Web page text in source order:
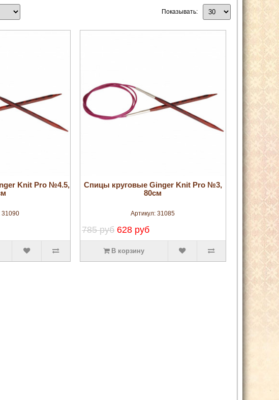
Показывать:
Knit Pro №4.5,
31090
увеличить
Спицы круговые Ginger Knit Pro №3,
80см
Артикул:31085
785 руб 628 руб
В корзину